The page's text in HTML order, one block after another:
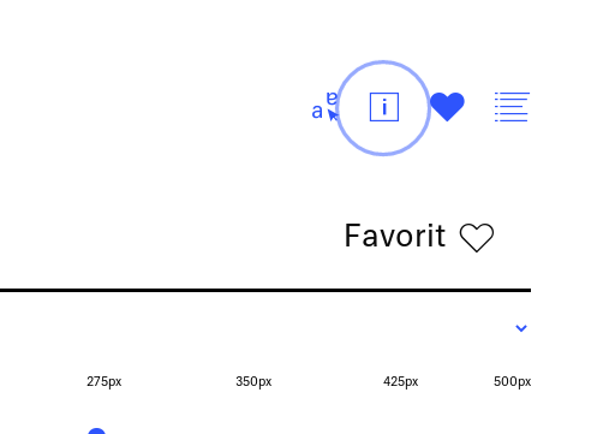
t i # v
Favorit h
275px 350px 425px 500px